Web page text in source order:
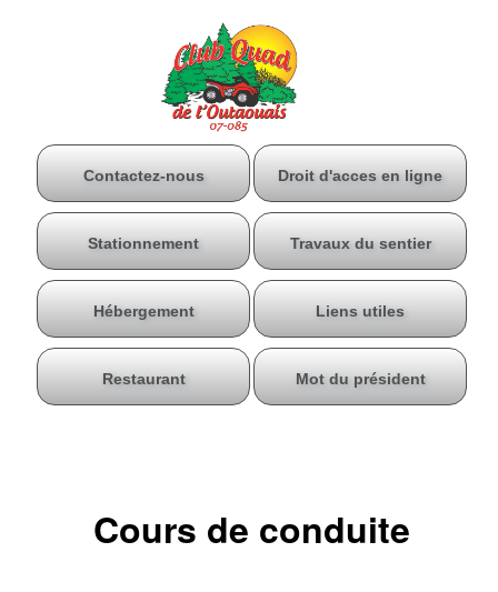
Contactez-nous Droit d'acces en ligne
Stationnement Travaux du sentier
Hébergement Liens utiles
Restaurant Mot du président
Cours de conduite